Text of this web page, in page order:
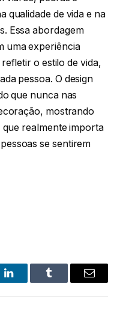
qualidade de vida e na
Essa abordagem
uma experiência
o estilo de vida,
pessoa. O design
que nunca nas
mostrando
que realmente importa
se sentirem
LinkedInTumblr Email